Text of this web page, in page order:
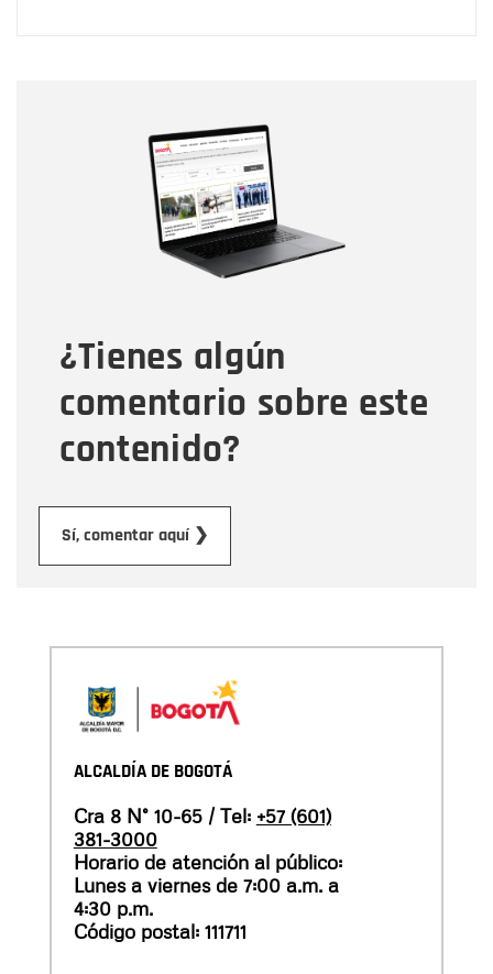
¿Tienes algún
comentario sobre este
contenido?
Sí, comentar aquí ❯
Correo electrónico
Tipo de comentario
Mensaje
ALCALDÍA DE BOGOTÁ
Cra 8 N° 10-65 / Tel: +57 (601)
381-3000
Horario de atención al público:
Lunes a viernes de 7:00 a.m. a
4:30 p.m.
Código postal: 111711